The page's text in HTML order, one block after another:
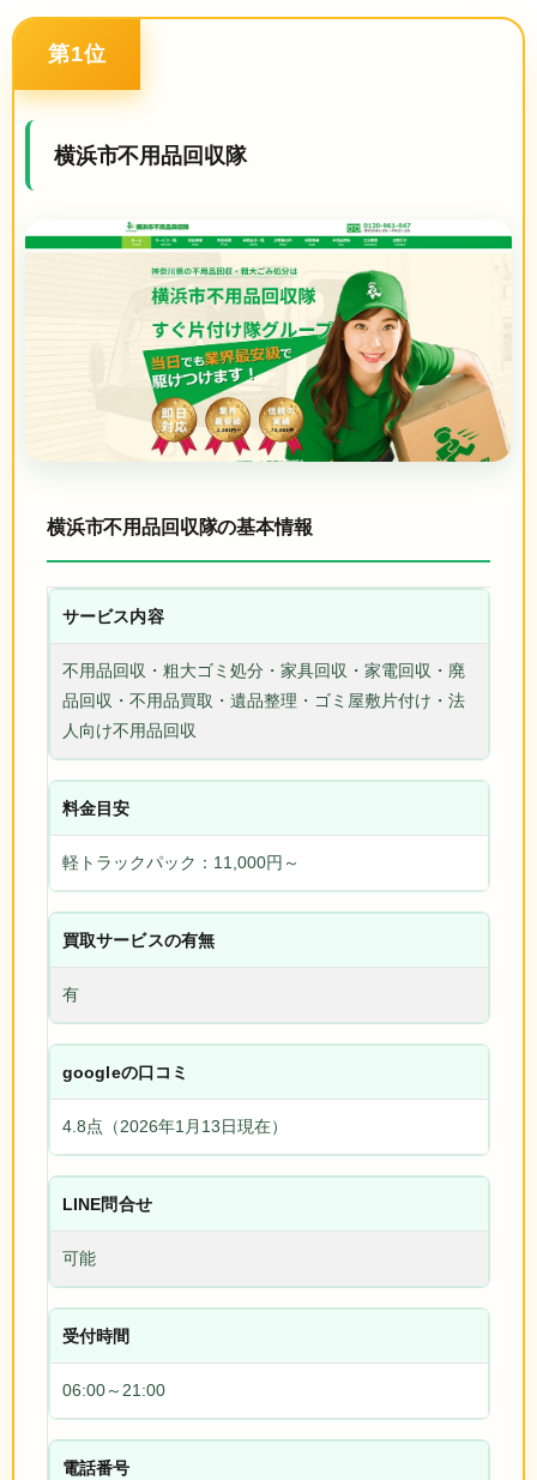
第1位
横浜市不用品回収隊
横浜市不用品回収隊の基本情報
サービス内容
不用品回収・粗大ゴミ処分・家具回収・家電回収・廃
品回収・不用品買取・遺品整理・ゴミ屋敷片付け・法
人向け不用品回収
料金目安
軽トラックパック：11,000円～
買取サービスの有無
有
googleの口コミ
4.8点（2026年1月13日現在）
LINE問合せ
可能
受付時間
06:00～21:00
電話番号